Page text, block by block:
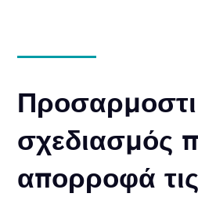
σχεδιασμός
απορροφά